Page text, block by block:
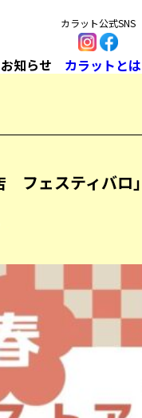
カラット公式SNS
お知らせ カラットとは
フェスティバロ」